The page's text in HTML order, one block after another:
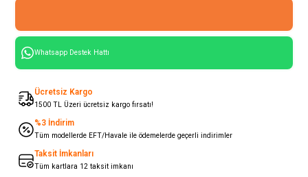
Whatsapp Destek Hattı
Ücretsiz Kargo
1500 TL Üzeri ücretsiz kargo fırsatı!
%3 İndirim
Tüm modellerde EFT/Havale ile ödemelerde geçerli indirimler
Taksit İmkanları
Tüm kartlara 12 taksit imkanı